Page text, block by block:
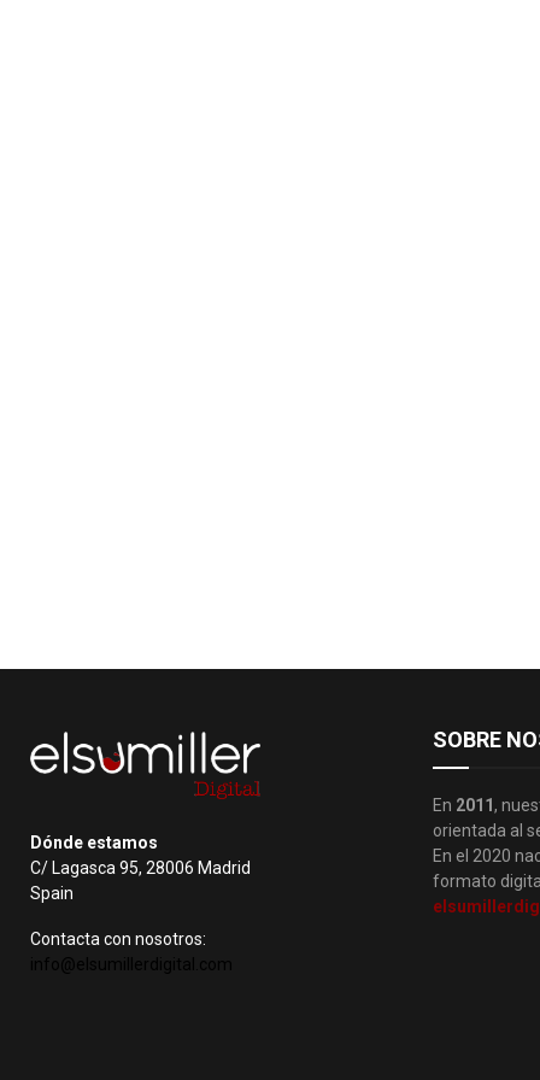
Dónde estamos
C/ Lagasca 95, 28006 Madrid
Spain
Contacta con nosotros:
info@elsumillerdigital.com
SOBRE
En 2011,
orientada al
En el 2020
formato